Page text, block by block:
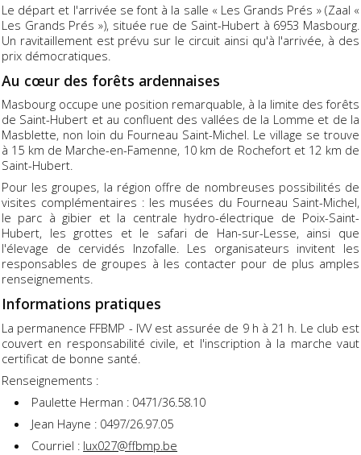
Le départ et l'arrivée se font à la salle « Les Grands Prés » (Zaal «
Les Grands Prés »), située rue de Saint-Hubert à 6953 Masbourg.
Un ravitaillement est prévu sur le circuit ainsi qu'à l'arrivée, à des
prix démocratiques.
Au cœur des forêts ardennaises
Masbourg occupe une position remarquable, à la limite des forêts
de Saint-Hubert et au confluent des vallées de la Lomme et de la
Masblette, non loin du Fourneau Saint-Michel. Le village se trouve
à 15 km de Marche-en-Famenne, 10 km de Rochefort et 12 km de
Saint-Hubert.
Pour les groupes, la région offre de nombreuses possibilités de
visites complémentaires : les musées du Fourneau Saint-Michel,
le parc à gibier et la centrale hydro-électrique de Poix-Saint-
Hubert, les grottes et le safari de Han-sur-Lesse, ainsi que
l'élevage de cervidés Inzofalle. Les organisateurs invitent les
responsables de groupes à les contacter pour de plus amples
renseignements.
Informations pratiques
La permanence FFBMP - IVV est assurée de 9 h à 21 h. Le club est
couvert en responsabilité civile, et l'inscription à la marche vaut
certificat de bonne santé.
Renseignements :
Paulette Herman : 0471/36.58.10
Jean Hayne : 0497/26.97.05
Courriel : lux027@ffbmp.be